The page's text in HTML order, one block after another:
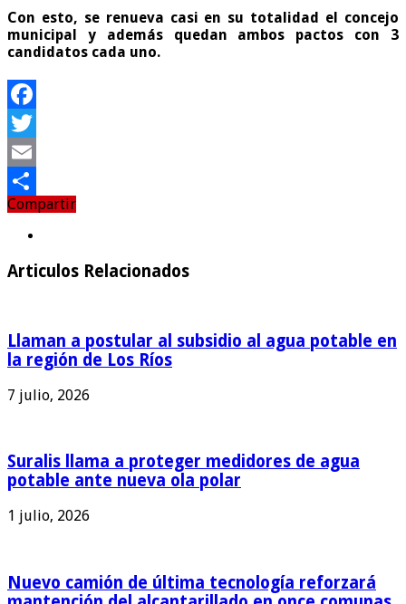
Con esto, se renueva casi en su totalidad el concejo
municipal y además quedan ambos pactos con 3
candidatos cada uno.
Facebook
Twitter
Email
Compartir
Compartir
Articulos Relacionados
Llaman a postular al subsidio al agua potable en
la región de Los Ríos
7 julio, 2026
Suralis llama a proteger medidores de agua
potable ante nueva ola polar
1 julio, 2026
Nuevo camión de última tecnología reforzará